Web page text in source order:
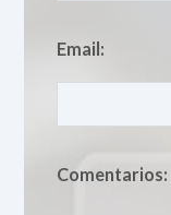
Email:
Comentarios: